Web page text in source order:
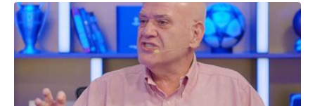
18.06.2026